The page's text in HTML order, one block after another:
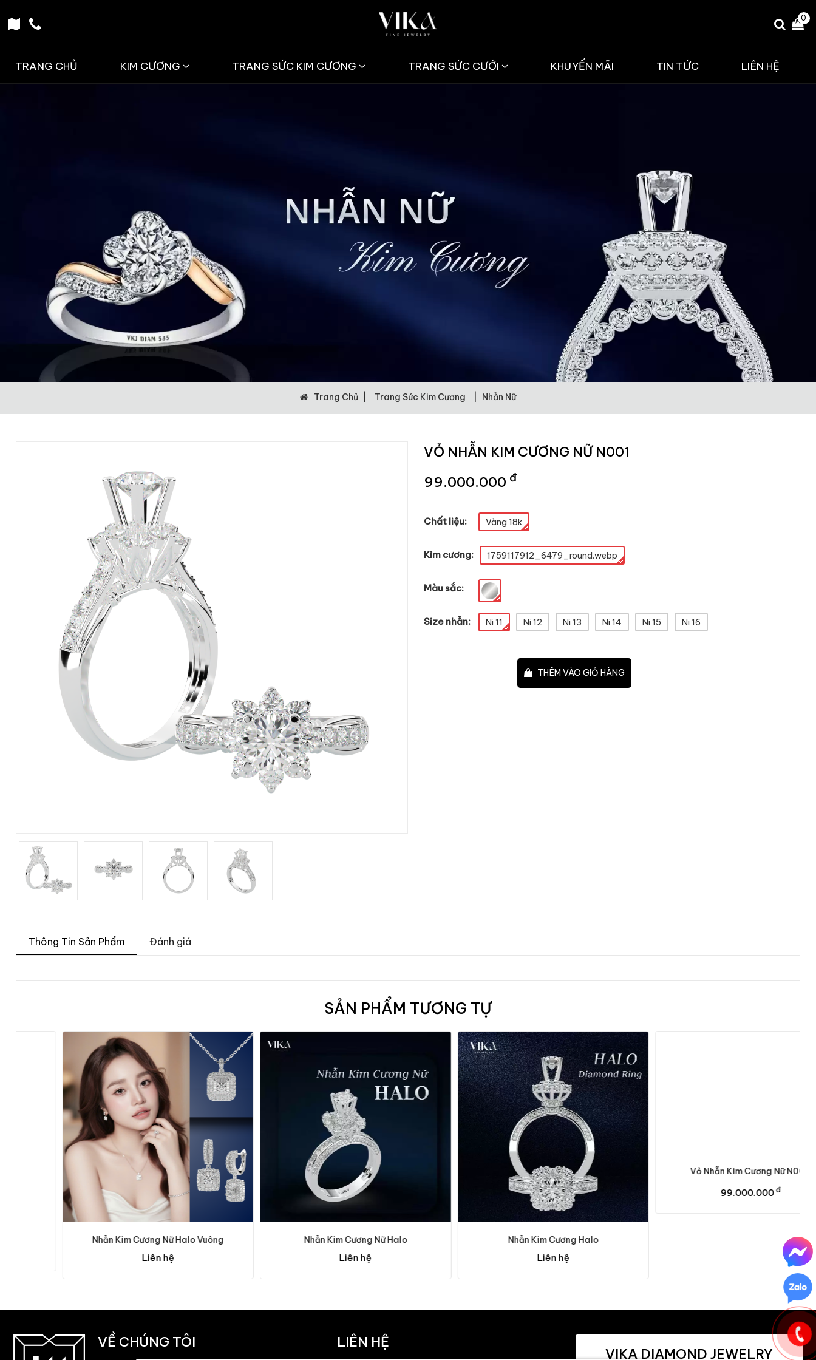
0
TRANG CHỦ KIM CƯƠNG TRANG SỨC KIM CƯƠNG TRANG SỨC CƯỚI KHUYẾN MÃI TIN TỨC LIÊN HỆ
Trang Chủ Trang Sức Kim Cương Nhẫn Nữ
VỎ NHẪN KIM CƯƠNG NỮ N001
99.000.000 đ
Chất liệu: Vàng 18k
Kim cương: 1759117912_6479_round.webp
Màu sắc:
Size nhẫn: Ni 11 Ni 12 Ni 13 Ni 14 Ni 15 Ni 16
THÊM VÀO GIỎ HÀNG
Thông Tin Sản Phẩm Đánh giá
SẢN PHẨM TƯƠNG TỰ
Nhẫn Kim Cương Nữ Halo Vuông Nhẫn Kim Cương Nữ Halo Nhẫn Kim Cương Halo
Vỏ Nhẫn Kim Cương Nữ N005
99.000.000đ
VỀ CHÚNG TÔI LIÊN HỆ
VIKA DIAMOND JEWELRY